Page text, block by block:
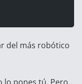
del más robótico